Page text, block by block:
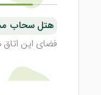
هتل سحاب
فضای این